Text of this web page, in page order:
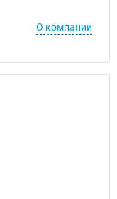
О компании